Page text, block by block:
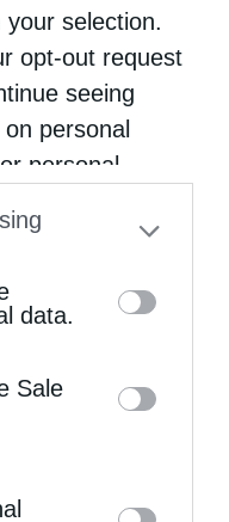
selection.
opt-out request
seeing
personal
personal
opt-out
on the IAB’s list
This
by us to
of
data.
Sale